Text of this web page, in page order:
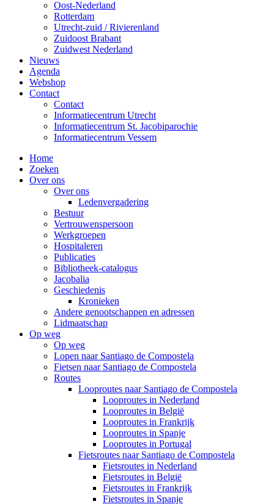
Oost-Nederland
Rotterdam
Utrecht-zuid / Rivierenland
Zuidoost Brabant
Zuidwest Nederland
Nieuws
Agenda
Webshop
Contact
Contact
Informatiecentrum Utrecht
Informatiecentrum St. Jacobiparochie
Informatiecentrum Vessem
Home
Zoeken
Over ons
Over ons
Ledenvergadering
Bestuur
Vertrouwenspersoon
Werkgroepen
Hospitaleren
Publicaties
Bibliotheek-catalogus
Jacobalia
Geschiedenis
Kronieken
Andere genootschappen en adressen
Lidmaatschap
Op weg
Op weg
Lopen naar Santiago de Compostela
Fietsen naar Santiago de Compostela
Routes
Looproutes naar Santiago de Compostela
Looproutes in Nederland
Looproutes in België
Looproutes in Frankrijk
Looproutes in Spanje
Looproutes in Portugal
Fietsroutes naar Santiago de Compostela
Fietsroutes in Nederland
Fietsroutes in België
Fietsroutes in Frankrijk
Fietsroutes in Spanje